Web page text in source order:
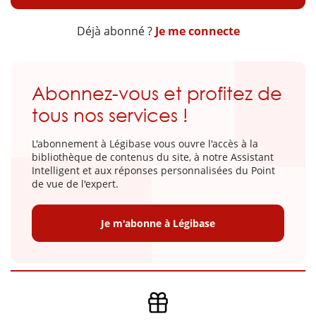
Déjà abonné ? Je me connecte
Abonnez-vous et profitez de
tous nos services !
L'abonnement à Légibase vous ouvre l'accès à la
bibliothèque de contenus du site, à notre Assistant
Intelligent et aux réponses personnalisées du Point
de vue de l'expert.
Je m'abonne à Légibase